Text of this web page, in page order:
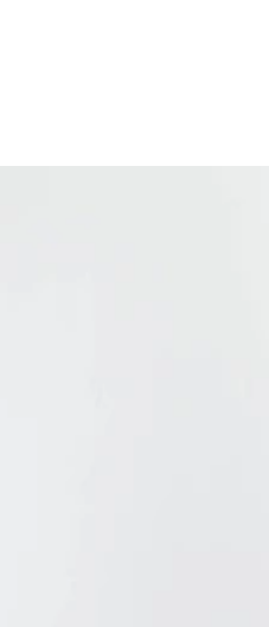
タイプ） ロート製薬 「スキ
ン価格（メーカー公式通販